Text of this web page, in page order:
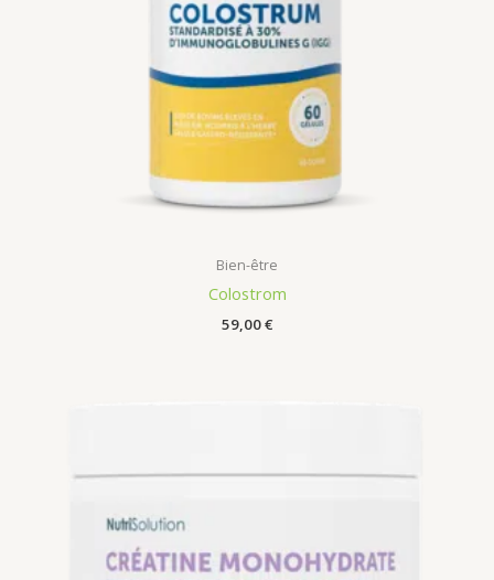
Bien-être
Colostrom
59,00€